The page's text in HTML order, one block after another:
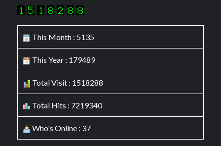
This Month : 5135
This Year : 179489
Total Visit : 1518288
Total Hits : 7219340
Who's Online : 37